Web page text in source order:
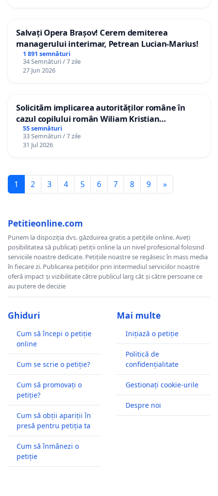
Salvați Opera Brașov! Cerem demiterea
managerului interimar, Petrean Lucian-Marius!
1 891 semnături
34 Semnături / 7 zile
27 Jun 2026
Solicităm implicarea autorităților române în
cazul copilului român Wiliam Kristian
Gheorghe, aflat în plasament în Danemarca de
12 ani
55 semnături
33 Semnături / 7 zile
31 Jul 2026
1 2 3 4 5 6 7 8 9 »
Petitieonline.com
Punem la dispoziția dvs. găzduirea gratis a petițiile online. Aveți
posibilitatea să publicați petiții online la un nivel profesional folosind
serviciile noastre dedicate. Petițiile noastre se regăsesc în mass media
în fiecare zi. Publicarea petițiilor prin intermediul serviciilor noastre
oferă impact și vizibilitate către publicul larg cât și către persoane ce
au putere de decizie
Ghiduri
Cum să începi o petiție
online
Cum se scrie o petiție?
Cum să promovați o
petiție?
Cum să obții apariții în
presă pentru petiția ta
Cum să înmânezi o
petiție
Mai multe
Inițiază o petiție
Politică de
confidențialitate
Gestionați cookie-urile
Despre noi